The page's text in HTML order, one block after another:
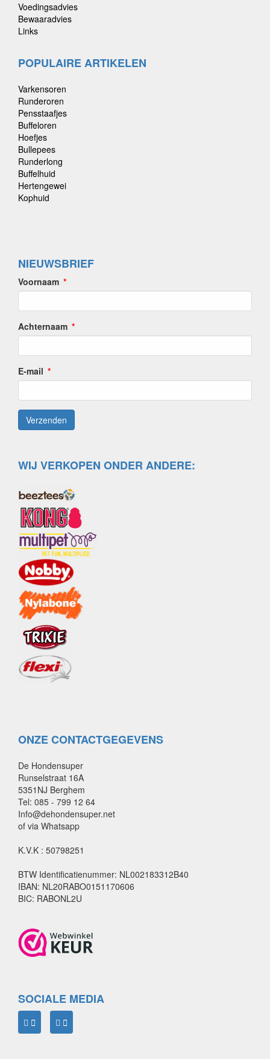
Voedingsadvies
Bewaaradvies
Links
POPULAIRE ARTIKELEN
Varkensoren
Runderoren
Pensstaafjes
Buffeloren
Hoefjes
Bullepees
Runderlong
Buffelhuid
Hertengewei
Kophuid
NIEUWSBRIEF
Voornaam
Achternaam
E-mail
WIJ VERKOPEN ONDER ANDERE:
ONZE CONTACTGEGEVENS
De Hondensuper
Runselstraat 16A
5351NJ Berghem
Tel: 085 - 799 12 64
Info@dehondensuper.net
of via Whatsapp
K.V.K : 50798251
BTW Identificatienummer: NL002183312B40
IBAN: NL20RABO0151170606
BIC: RABONL2U
SOCIALE MEDIA